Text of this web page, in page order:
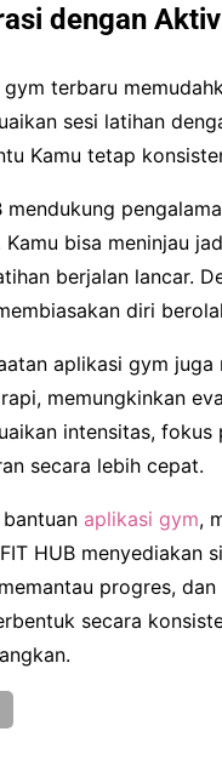
dengan
terbaru
sesi latihan
Kamu tetap
mendukung
Kamu bisa meninjau
berjalan lancar.
diri
aplikasi gym
memungkinkan
intensitas,
secara lebih cepat.
aplikasi gym,
HUB menyediakan
progres,
secara